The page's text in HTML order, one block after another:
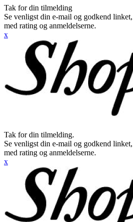
Tak for din tilmelding
Se venligst din e-mail og godkend
med rating og anmeldelserne.
x
Tak for din tilmelding.
Se venligst din e-mail og godkend
med rating og anmeldelserne.
x